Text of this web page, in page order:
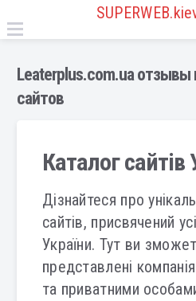
Leaterplus.com.ua отзывы
сайтов
Каталог сайтів
Дізнайтеся про
сайтів, присвячений
України. Тут ви
представлені
та приватними